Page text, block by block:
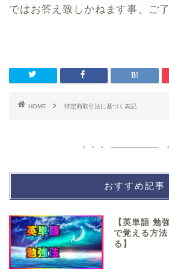
ではお答え致しかねます事、ご
HOME 特定商取引法に基づく表記
おすすめ記事
【英単語 勉
で覚える方
る】